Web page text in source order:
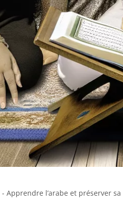
-Apprendre l’arabe et préserver